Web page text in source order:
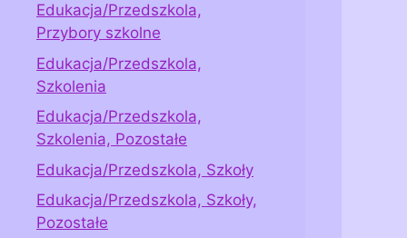
Edukacja/Przedszkola,
Przybory szkolne
Edukacja/Przedszkola,
Szkolenia
Edukacja/Przedszkola,
Szkolenia, Pozostałe
Edukacja/Przedszkola, Szkoły
Edukacja/Przedszkola, Szkoły,
Pozostałe